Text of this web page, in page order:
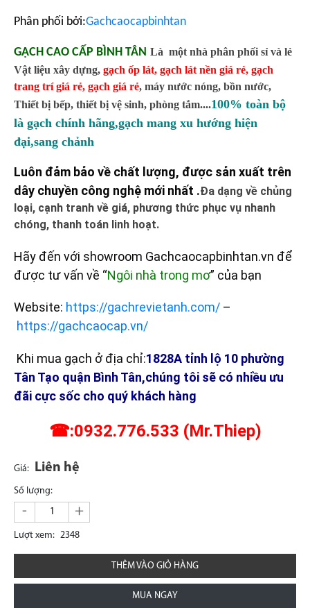
Phân phối bởi:Gachcaocapbinhtan
GẠCH CAO CẤP BÌNH TÂN Là một nhà phân phối sỉ và lẻ
Vật liệu xây dựng, gạch ốp lát, gạch lát nền giá rẻ, gạch
trang trí giá rẻ, gạch giá rẻ, máy nước nóng, bồn nước,
Thiết bị bếp, thiết bị vệ sinh, phòng tắm....100% toàn bộ
là gạch chính hãng,gạch mang xu hướng hiện
đại,sang chảnh
Luôn đảm bảo về chất lượng, được sản xuất trên
dây chuyền công nghệ mới nhất .Đa dạng về chủng
loại, cạnh tranh về giá, phương thức phục vụ nhanh
chóng, thanh toán linh hoạt.
Hãy đến với showroom Gachcaocapbinhtan.vn để
được tư vấn về “Ngôi nhà trong mơ” của bạn
Website: https://gachrevietanh.com/ –
https://gachcaocap.vn/
Khi mua gạch ở địa chỉ:1828A tỉnh lộ 10 phường
Tân Tạo quận Bình Tân,chúng tôi sẽ có nhiều ưu
đãi cực sốc cho quý khách hàng
☎:0932.776.533 (Mr.Thiep)
Giá: Liên hệ
Số lượng:
- +
Lượt xem: 2348
THÊM VÀO GIỎ HÀNG
MUA NGAY